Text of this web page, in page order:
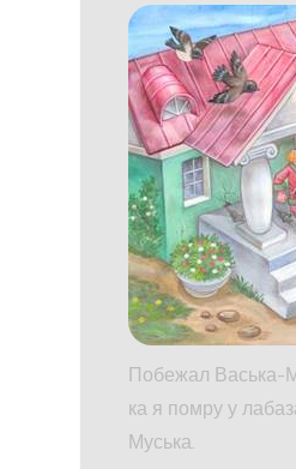
Побежал Васька-
ка я помру у
Муська.